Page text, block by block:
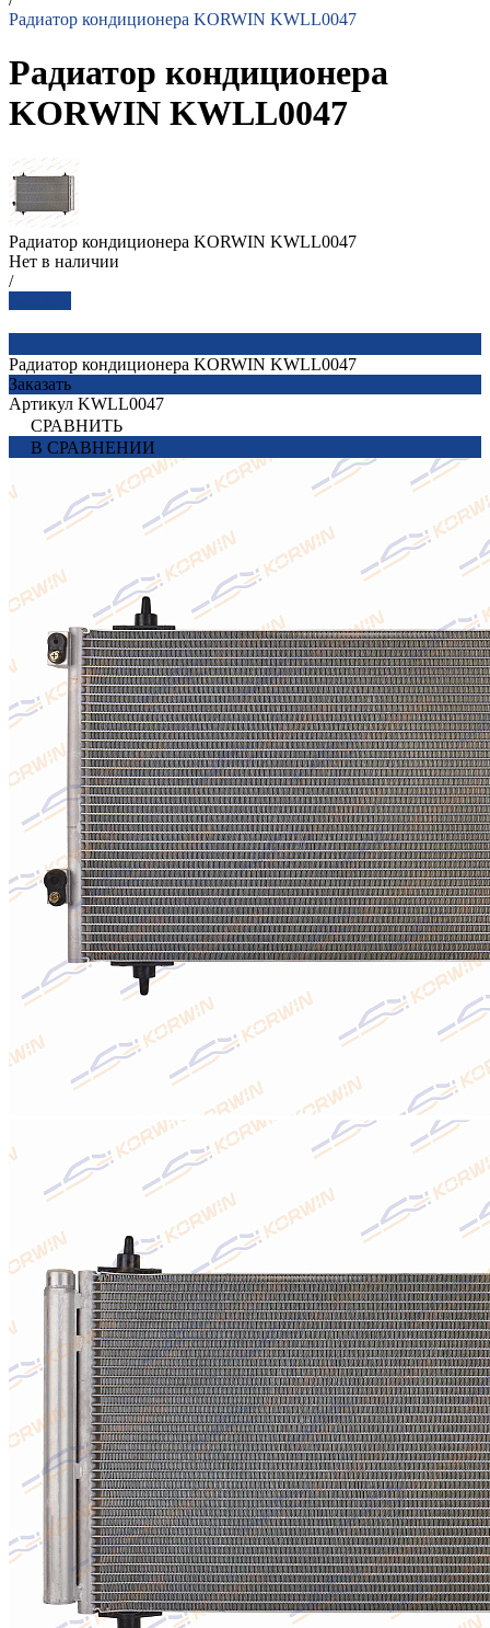
Радиатор кондиционера KORWIN KWLL0047
Радиатор кондиционера
KORWIN KWLL0047
Радиатор кондиционера KORWIN KWLL0047
Нет в наличии
/
Радиатор кондиционера KORWIN KWLL0047
Заказать
Артикул KWLL0047
СРАВНИТЬ
В СРАВНЕНИИ